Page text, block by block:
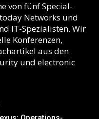
von fünf Special-
Networks und
IT-Spezialisten. Wir
Konferenzen,
aus den
und electronic